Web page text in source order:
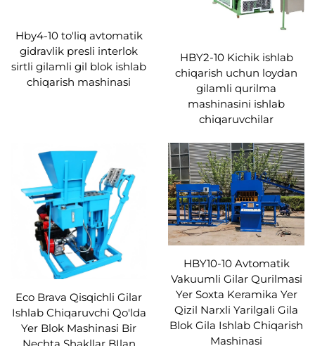
Hby4-10 to'liq avtomatik
gidravlik presli interlok
sirtli gilamli gil blok ishlab
chiqarish mashinasi
HBY2-10 Kichik ishlab
chiqarish uchun loydan
gilamli qurilma
mashinasini ishlab
chiqaruvchilar
Eco Brava Qisqichli Gilar
Ishlab Chiqaruvchi Qo'lda
Yer Blok Mashinasi Bir
HBY10-10 Avtomatik
Vakuumli Gilar Qurilmasi
Yer Soxta Keramika Yer
Qizil Narxli Yarilgali Gila
Blok Gila Ishlab Chiqarish
Mashinasi